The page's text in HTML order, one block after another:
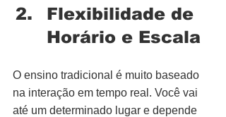
Flexibilidade de
Horário e Escala
O ensino tradicional é muito baseado
na interação em tempo real. Você vai
até um determinado lugar e depende